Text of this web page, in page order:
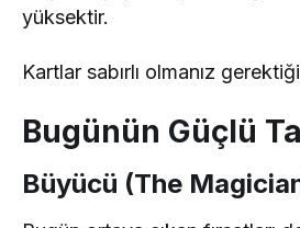
yüksektir.
Kartlar sabırlı olmanız
Bugünün Güçlü
Büyücü (The